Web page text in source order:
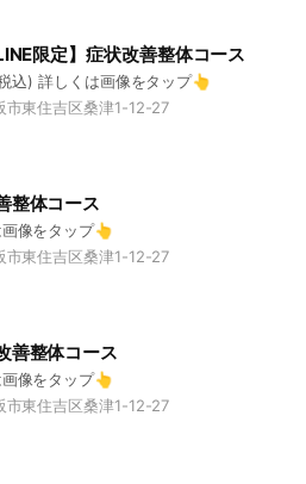
限定】症状改善整体コース
込) 詳しくは画像をタップ👆
市東住吉区桑津1-12-27
整体コース
像をタップ👆
市東住吉区桑津1-12-27
善整体コース
像をタップ👆
市東住吉区桑津1-12-27